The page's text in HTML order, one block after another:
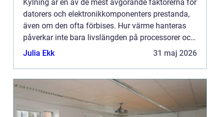
Kylning är en av de mest avgörande faktorerna för
datorers och elektronikkomponenters prestanda,
även om den ofta förbises. Hur värme hanteras
påverkar inte bara livslängden på processorer och
grafikkort...
Julia Ekk 31 maj 2026